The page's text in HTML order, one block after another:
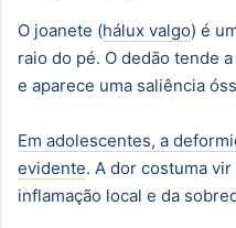
O joanete (hálux valgo) é
raio do pé. O dedão tende
e aparece uma saliência
Em adolescentes, a
evidente. A dor costuma
inflamação local e da